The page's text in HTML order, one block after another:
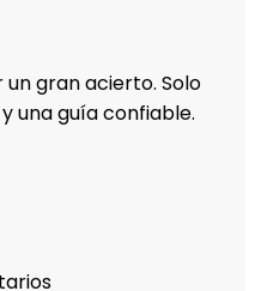
gran acierto. Solo
una guía confiable.